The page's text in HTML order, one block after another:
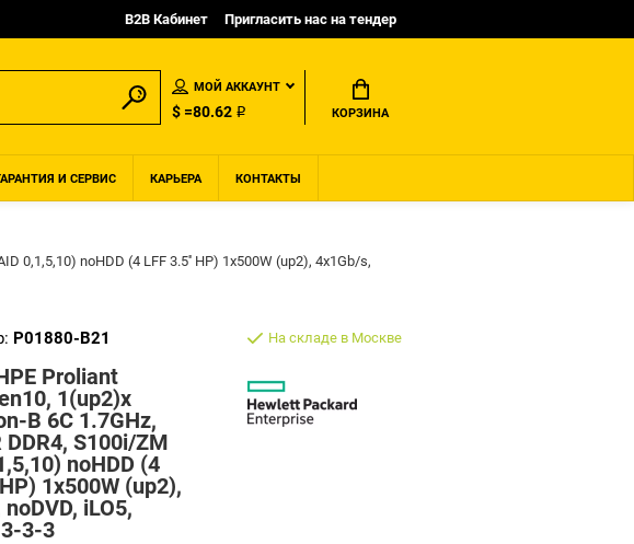
B2B Кабинет Пригласить нас на тендер
МОЙ АККАУНТ
$ =80.62 ₽ КОРЗИНА
И СЕРВИС КАРЬЕРА КОНТАКТЫ
0,1,5,10) noHDD (4 LFF 3.5'' HP) 1x500W (up2), 4x1Gb/s,
P01880-B21
Proliant
1(up2)x
B 6C 1.7GHz,
DDR4, S100i/ZM
noHDD (4
1x500W (up2),
iLO5,
3-3
На складе в Москве